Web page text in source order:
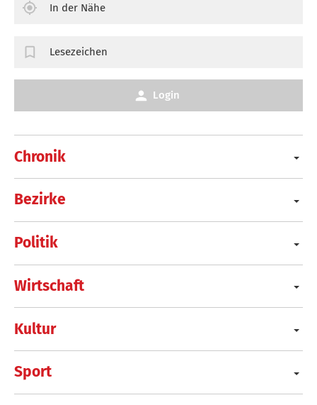
Chronik
Bezirke
Politik
Wirtschaft
Kultur
Sport
In der Nähe
Lesezeichen
Login